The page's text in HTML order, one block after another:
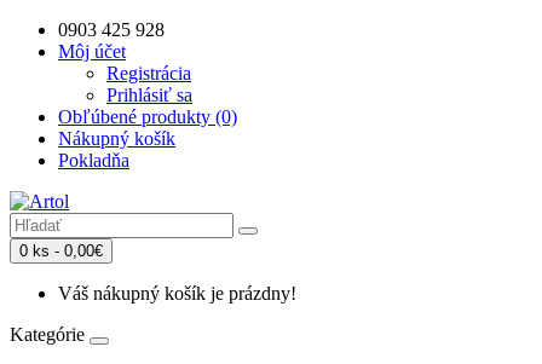
0903 425 928
Môj účet
Registrácia
Prihlásiť sa
Obľúbené produkty (0)
Nákupný košík
Pokladňa
0 ks - 0,00€
Váš nákupný košík je prázdny!
Kategórie